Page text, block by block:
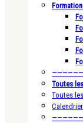
Toutes
Toutes